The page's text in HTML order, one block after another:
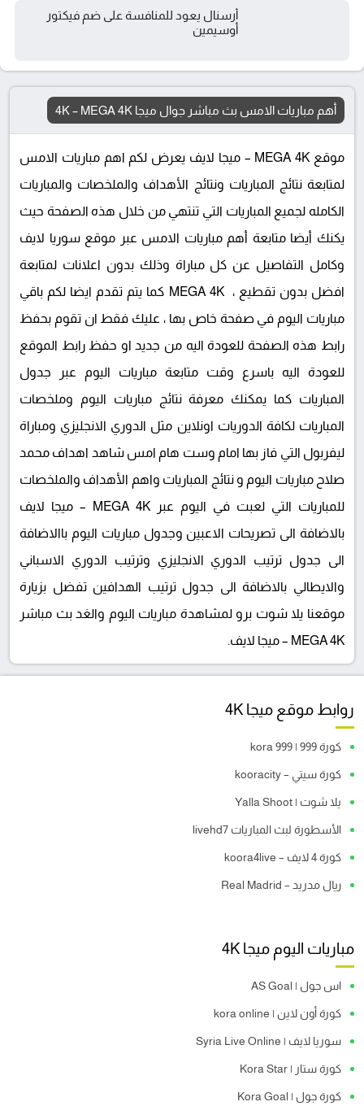
أرسنال يعود للمنافسة على ضم فيكتور
أوسيمين
أهم مباريات الامس بث مباشر جوال ميجا 4K – MEGA 4K
موقع MEGA 4K – ميجا لايف يعرض لكم اهم مباريات الامس
لمتابعة نتائج المباريات ونتائج الأهداف والملخصات والمباريات
الكامله لجميع المباريات التي تنتهي من خلال هذه الصفحة حيث
يكنك أيضا متابعة أهم مباريات الامس عبر موقع سوريا لايف
وكامل التفاصيل عن كل مباراة وذلك بدون اعلانات لمتابعة
افضل بدون تقطيع ، MEGA 4K كما يتم تقدم ايضا لكم باقي
مباريات اليوم في صفحة خاص بها ، عليك فقط ان تقوم بحفظ
رابط هذه الصفحة للعودة اليه من جديد او حفظ رابط الموقع
للعودة اليه باسرع وقت متابعة مباريات اليوم عبر جدول
المباريات كما يمكنك معرفة نتائج مباريات اليوم وملخصات
المباريات لكافة الدوريات اونلاين مثل الدوري الانجليزي ومباراة
ليفربول التي فاز بها امام وست هام امس شاهد اهداف محمد
صلاح مباريات اليوم و نتائج المباريات واهم الأهداف والملخصات
للمباريات التي لعبت في اليوم عبر MEGA 4K – ميجا لايف
بالاضافة الى تصريحات الاعبين وجدول مباريات اليوم باالاضافة
الى جدول ترتيب الدوري الانجليزي وترتيب الدوري الاسباني
والايطالي بالاضافة الى جدول ترتيب الهدافين تفضل بزيارة
موقعنا يلا شوت برو لمشاهدة مباريات اليوم والغد بث مباشر
MEGA 4K – ميجا لايف.
روابط موقع ميجا 4K
كورة 999 | kora 999
كورة سيتي – kooracity
يلا شوت | Yalla Shoot
الأسطورة لبث المباريات livehd7
كورة 4 لايف – koora4live
ريال مدريد – Real Madrid
مباريات اليوم ميجا 4K
اس جول | AS Goal
كورة أون لاين | kora online
سوريا لايف | Syria Live Online
كورة ستار | Kora Star
كورة جول | Kora Goal